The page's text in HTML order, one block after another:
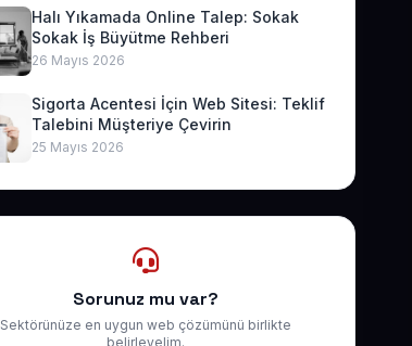
Halı Yıkamada Online Talep: Sokak
Sokak İş Büyütme Rehberi
26 Mayıs 2026
Sigorta Acentesi İçin Web Sitesi: Teklif
Talebini Müşteriye Çevirin
25 Mayıs 2026
Sorunuz mu var?
Sektörünüze en uygun web çözümünü birlikte
belirleyelim.